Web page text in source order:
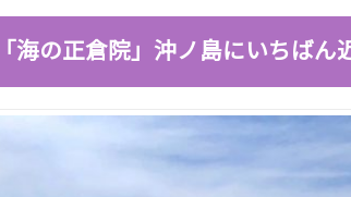
海の正倉院」沖ノ島にいちばん